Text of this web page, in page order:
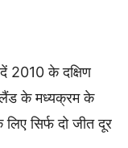
2010 के दक्षिण
के मध्यक्रम के
सिर्फ दो जीत दूर